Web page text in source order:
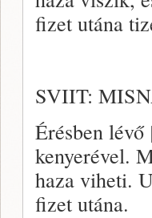
fizet utána
SVIIT:
Érésben
kenyerével.
haza viheti.
fizet utána.